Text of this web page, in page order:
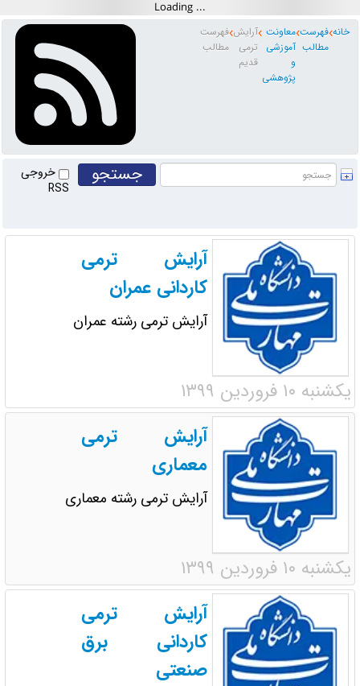
خانه فهرست
مطالب
معاونت
آموزشی
و
پژوهشی
آرایش
ترمی
قدیم
فهرست
مطالب
خروجی
RSS
آرایش ترمی
کاردانی عمران
آرایش ترمی رشته عمران
یکشنبه ۱۰ فروردین ۱۳۹۹
آرایش ترمی
معماری
آرایش ترمی رشته معماری
یکشنبه ۱۰ فروردین ۱۳۹۹
آرایش ترمی
کاردانی برق
صنعتی